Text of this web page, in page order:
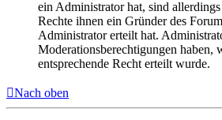
ein Administrator hat, sind
Rechte ihnen ein Gründer des
Administrator erteilt hat.
Moderationsberechtigungen haben,
entsprechende Recht erteilt wurde.
Nach oben